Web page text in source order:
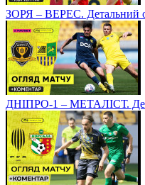
ЗОРЯ – ВЕРЕС. Детальний
ДНІПРО-1 – МЕТАЛІСТ.